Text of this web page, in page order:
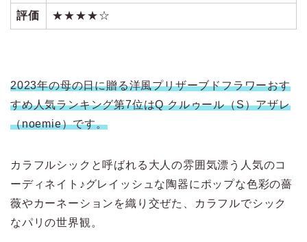
評価 ★★★★☆
2023年の母の日に贈る洋風プリザーブドフラワーおす
すめ人気ランキング第7位はQ クルゥール（S）アザレ
（noemie）です。
カラフルシックと呼ばれる大人の雰囲気漂う人気のコ
ーディネイト♪グレイッシュな陶器にポップな色彩の薔
薇やカーネーションを織り交ぜた、カラフルでシック
なパリの世界観。